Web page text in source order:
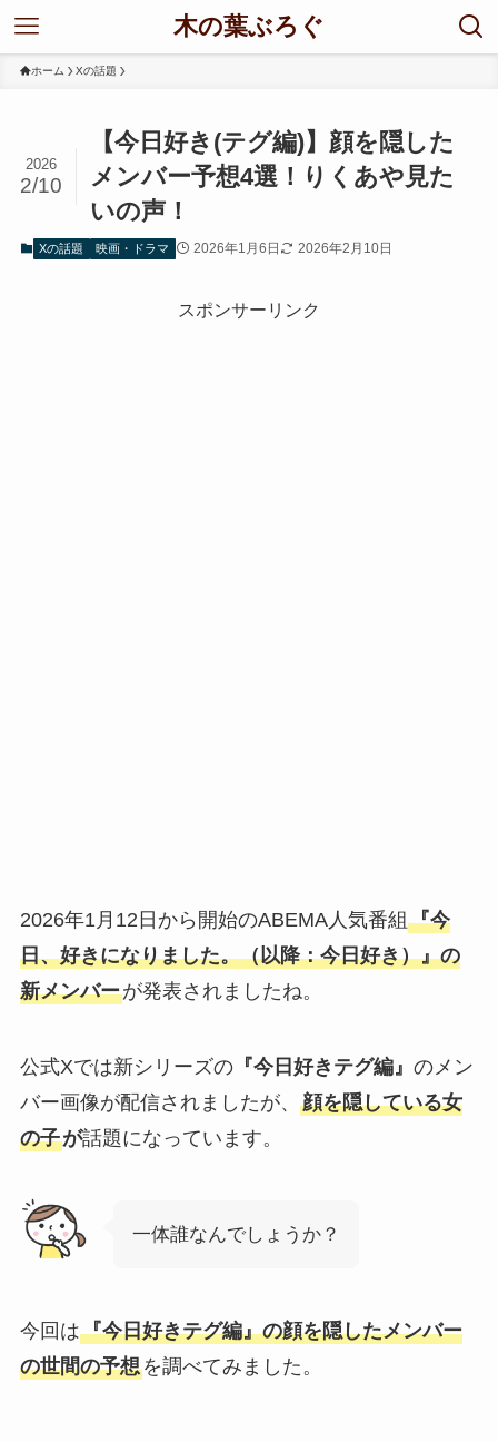
木の葉ぶろぐ
ホーム Xの話題
【今日好き(テグ編)】顔を隠した
メンバー予想4選！りくあや見た
いの声！
2026
2/10
Xの話題 映画・ドラマ 2026年1月6日 2026年2月10日
スポンサーリンク
2026年1月12日から開始のABEMA人気番組 『今
日、好きになりました。（以降：今日好き）』の
新メンバーが発表されましたね。
公式Xでは新シリーズの『今日好きテグ編』 のメン
バー画像が配信されましたが、 顔を隠している女
の子が話題になっています。
一体誰なんでしょうか？
今回は『今日好きテグ編』の顔を隠したメンバー
の世間の予想を調べてみました。